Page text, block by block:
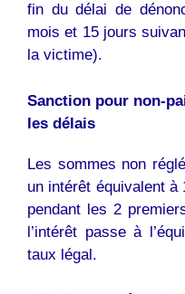
fin du délai de
mois et 15 jours
la victime).
Sanction pour non-
les délais
Les sommes non
un intérêt équivalent à
pendant les 2
l’intérêt passe à
taux légal.